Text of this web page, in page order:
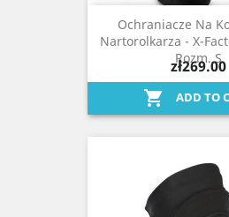
Ochraniacze Na
Nartorolkarza - X-
Rozm. S
zł269.00
 ADD TO